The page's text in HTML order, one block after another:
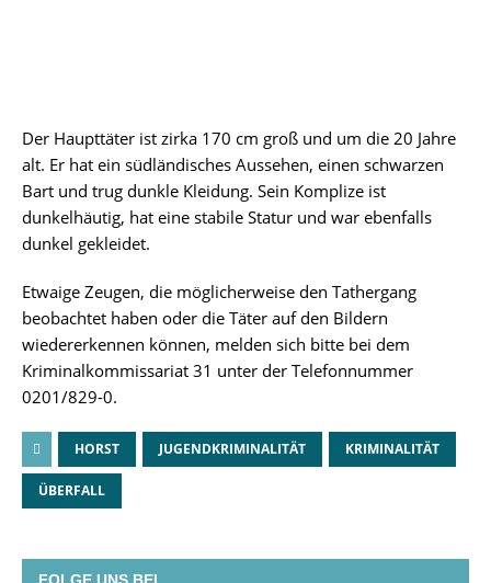
Der Haupttäter ist zirka 170 cm groß und um die 20 Jahre
alt. Er hat ein südländisches Aussehen, einen schwarzen
Bart und trug dunkle Kleidung. Sein Komplize ist
dunkelhäutig, hat eine stabile Statur und war ebenfalls
dunkel gekleidet.
Etwaige Zeugen, die möglicherweise den Tathergang
beobachtet haben oder die Täter auf den Bildern
wiedererkennen können, melden sich bitte bei dem
Kriminalkommissariat 31 unter der Telefonnummer
0201/829-0.
HORST JUGENDKRIMINALITÄT KRIMINALITÄT
ÜBERFALL